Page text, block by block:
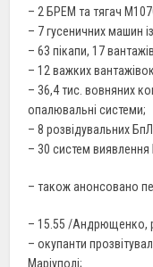
– 2 БРЕМ та тягач
– 7 гусеничних машин
– 63 пікапи, 17
– 12 важких
– 36,4 тис. вовняних
опалювальні системи;
– 8 розвідувальних
– 30 систем
– також анонсовано
– 15.55 /Андрющенко,
– окупанти
Маріуполі;